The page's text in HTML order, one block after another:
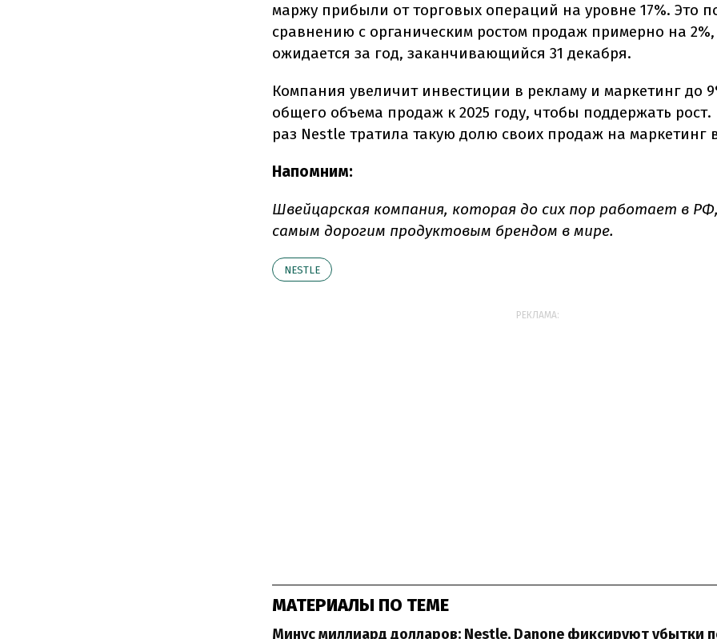
маржу прибыли от торговых операций на уровне 17%. Это
сравнению с органическим ростом продаж примерно на
ожидается за год, заканчивающийся 31 декабря.
Компания увеличит инвестиции в рекламу и маркетинг до
общего объема продаж к 2025 году, чтобы поддержать
раз Nestle тратила такую долю своих продаж на маркетинг
Напомним:
Швейцарская компания, которая до сих пор работает в
самым дорогим продуктовым брендом в мире.
NESTLE
РЕКЛАМА:
МАТЕРИАЛЫ ПО ТЕМЕ
Минус миллиард долларов: Nestle, Danone фиксируют убытки